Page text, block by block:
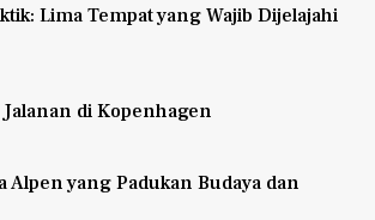
Lima Tempat yang Wajib Dijelajahi
di Kopenhagen
yang Padukan Budaya dan